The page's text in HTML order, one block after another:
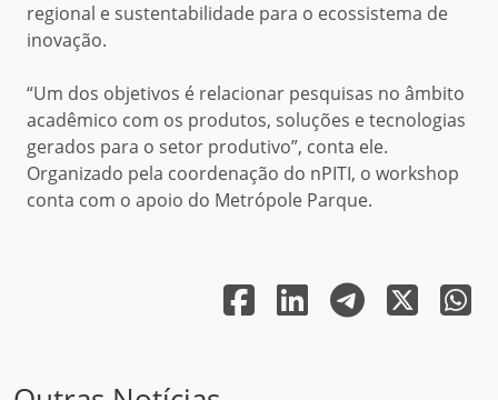
regional e sustentabilidade para o ecossistema de
inovação.
“Um dos objetivos é relacionar pesquisas no âmbito
acadêmico com os produtos, soluções e tecnologias
gerados para o setor produtivo”, conta ele.
Organizado pela coordenação do nPITI, o workshop
conta com o apoio do Metrópole Parque.